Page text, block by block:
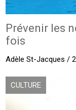
Prévenir les
fois
Adèle St-Jacques /
CULTURE